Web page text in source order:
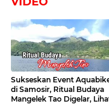
Sukseskan Event
di Samosir, Ritual Budaya
Mangelek Tao Digelar,